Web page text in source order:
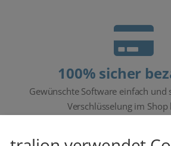
100% sicher
Gewünschte Software einfach und
Verschlüsselung im Shop